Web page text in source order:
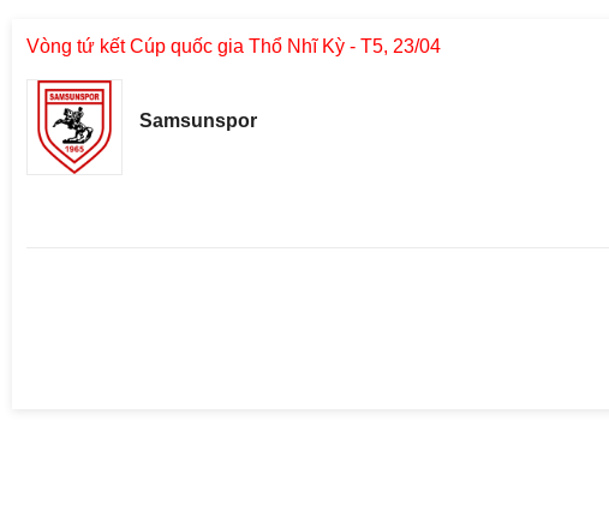
Vòng tứ kết Cúp quốc gia Thổ Nhĩ Kỳ - T5, 23/04
Samsunspor